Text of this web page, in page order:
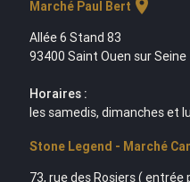
Marché Paul Bert location_on
Allée 6 Stand 83
93400 Saint Ouen sur Seine
Horaires :
les samedis, dimanches et
Stone Legend - Marché
73, rue des Rosiers ( entrée